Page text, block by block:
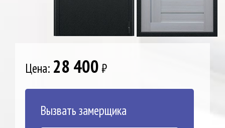
Цена: 28 400₽
Вызвать замерщика